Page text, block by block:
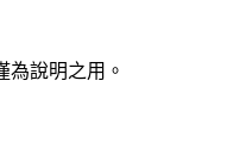
說明之用。